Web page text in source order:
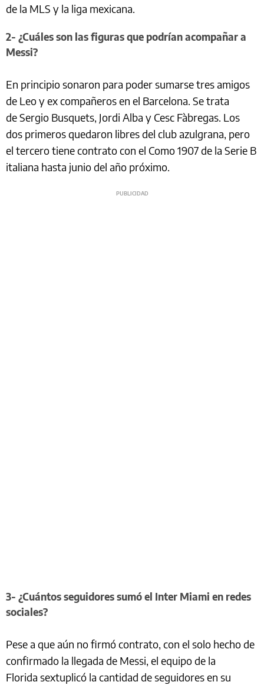
de la MLS y la liga mexicana.
2- ¿Cuáles son las figuras que podrían acompañar a
Messi?
En principio sonaron para poder sumarse tres amigos
de Leo y ex compañeros en el Barcelona. Se trata
de Sergio Busquets, Jordi Alba y Cesc Fàbregas. Los
dos primeros quedaron libres del club azulgrana, pero
el tercero tiene contrato con el Como 1907 de la Serie B
italiana hasta junio del año próximo.
3- ¿Cuántos seguidores sumó el Inter Miami en redes
sociales?
Pese a que aún no firmó contrato, con el solo hecho de
confirmado la llegada de Messi, el equipo de la
Florida sextuplicó la cantidad de seguidores en su